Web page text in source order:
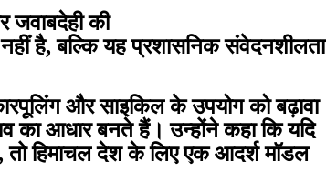
जवाबदेही की
है, बल्कि यह प्रशासनिक संवेदनशीलता
और साइकिल के उपयोग को बढ़ावा
का आधार बनते हैं। उन्होंने कहा कि यदि
हिमाचल देश के लिए एक आदर्श मॉडल